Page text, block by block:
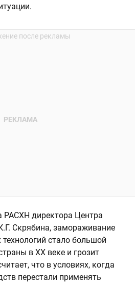
директора Центра
Скрябина, замораживание
стало большой
в ХХ веке и грозит
что в условиях, когда
перестали применять